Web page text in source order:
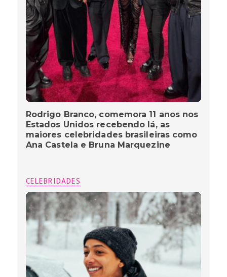
Rodrigo Branco, comemora 11 anos nos
Estados Unidos recebendo lá, as
maiores celebridades brasileiras como
Ana Castela e Bruna Marquezine
CELEBRIDADES